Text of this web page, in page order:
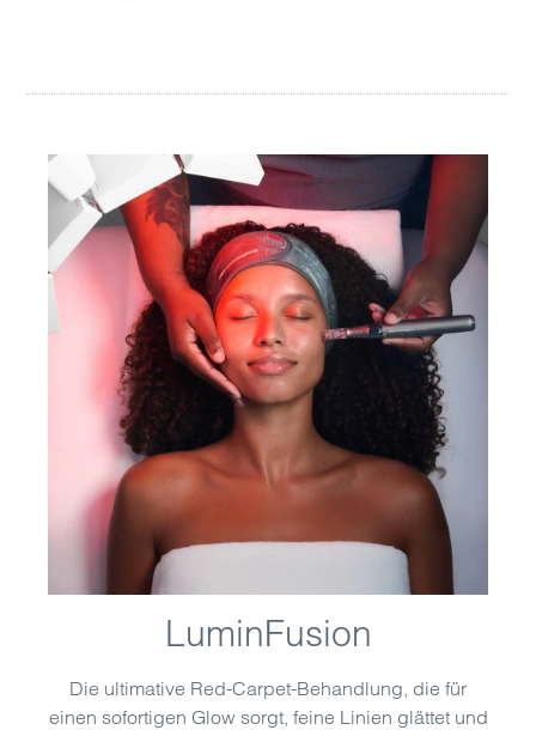
LuminFusion
Die ultimative Red-Carpet-Behandlung, die für
einen sofortigen Glow sorgt, feine Linien glättet und